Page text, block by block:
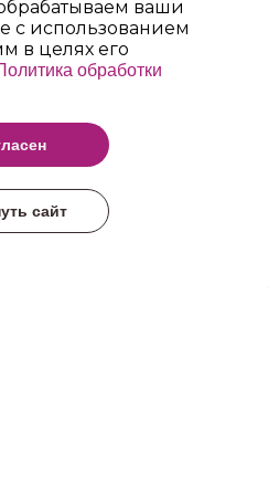
имени Р.Е.
ваши
с использованием
в целях его
обработки
сайт